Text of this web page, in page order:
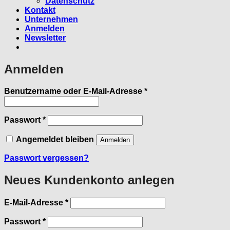
Kontakt
Unternehmen
Anmelden
Newsletter
Anmelden
Benutzername oder E-Mail-Adresse *Erforderlich
Passwort *Erforderlich
Angemeldet bleiben Anmelden
Passwort vergessen?
Neues Kundenkonto anlegen
E-Mail-Adresse *Erforderlich
Passwort *Erforderlich